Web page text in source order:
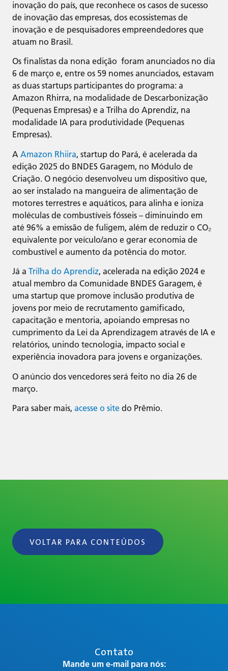
inovação do país, que reconhece os casos de sucesso
de inovação das empresas, dos ecossistemas de
inovação e de pesquisadores empreendedores que
atuam no Brasil.
Os finalistas da nona edição foram anunciados no dia
6 de março e, entre os 59 nomes anunciados, estavam
as duas startups participantes do programa: a
Amazon Rhirra, na modalidade de Descarbonização
(Pequenas Empresas) e a Trilha do Aprendiz, na
modalidade IA para produtividade (Pequenas
Empresas).
A Amazon Rhiira, startup do Pará, é acelerada da
edição 2025 do BNDES Garagem, no Módulo de
Criação. O negócio desenvolveu um dispositivo que,
ao ser instalado na mangueira de alimentação de
motores terrestres e aquáticos, para alinha e ioniza
moléculas de combustíveis fósseis – diminuindo em
até 96% a emissão de fuligem, além de reduzir o CO₂
equivalente por veículo/ano e gerar economia de
combustível e aumento da potência do motor.
Já a Trilha do Aprendiz, acelerada na edição 2024 e
atual membro da Comunidade BNDES Garagem, é
uma startup que promove inclusão produtiva de
jovens por meio de recrutamento gamificado,
capacitação e mentoria, apoiando empresas no
cumprimento da Lei da Aprendizagem através de IA e
relatórios, unindo tecnologia, impacto social e
experiência inovadora para jovens e organizações.
O anúncio dos vencedores será feito no dia 26 de
março.
Para saber mais, acesse o site do Prêmio.
VOLTAR PARA CONTEÚDOS
Contato
Mande um e-mail para nós: